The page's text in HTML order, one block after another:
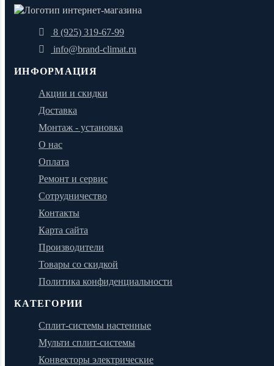
8 (925) 319-67-99
info@brand-climat.ru
ИНФОРМАЦИЯ
Акции и скидки
Доставка
Монтаж - установка
О нас
Оплата
Ремонт и сервис
Сотрудничество
Контакты
Карта сайта
Производители
Товары со скидкой
Политика конфиденциальности
КАТЕГОРИИ
Сплит-системы настенные
Мульти сплит-системы
Конвекторы электрические